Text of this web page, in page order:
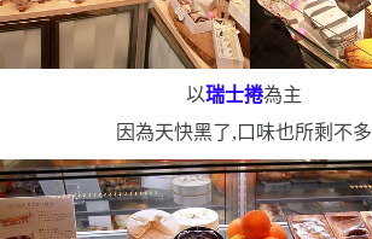
以瑞士捲為主
因為天快黑了,口味也所剩不多